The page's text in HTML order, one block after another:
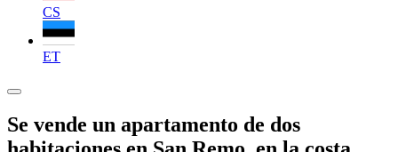
CS
ET
Se vende un apartamento de dos